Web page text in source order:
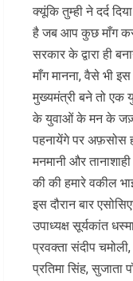
क्यूंकि तुम्ही ने दर्द
है जब आप कुछ माँग कर
सरकार के द्वारा ही
माँग मानना, वैसे भी
मुख्यमंत्री बने तो एक
के युवाओं के मन के
पहनायेंगे पर अफ़सोस
मनमानी और
की की हमारे वकील
इस दौरान बार
उपाध्यक्ष सूर्यकांत
प्रवक्ता संदीप
प्रतिमा सिंह, सुजाता